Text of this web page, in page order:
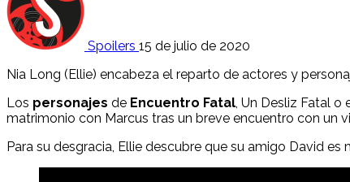
Spoilers 15 de julio de 2020
Nia Long (Ellie) encabeza el reparto de actores y
Los personajes de Encuentro Fatal , Un Desliz Fatal o
matrimonio con Marcus tras un breve encuentro con un
Para su desgracia, Ellie descubre que su amigo David